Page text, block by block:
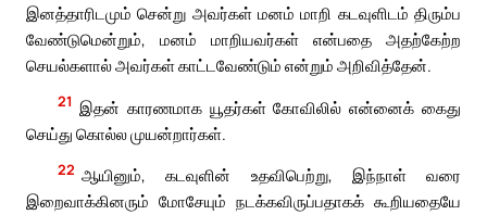
இனத்தாரிடமும் சென்று அவர்கள் மனம் மாறி கடவுளிடம் திரும்ப
வேண்டுமென்றும், மனம் மாறியவர்கள் என்பதை அதற்கேற்ற
செயல்களால் அவர்கள் காட்டவேண்டும் என்றும் அறிவித்தேன்.
21 இதன் காரணமாக யூதர்கள் கோவிலில் என்னைக் கைது
செய்து கொல்ல முயன்றார்கள்.
22 ஆயினும், கடவுளின் உதவிபெற்று, இந்நாள் வரை
இறைவாக்கினரும் மோசேயும் நடக்கவிருப்பதாகக் கூறியதையே